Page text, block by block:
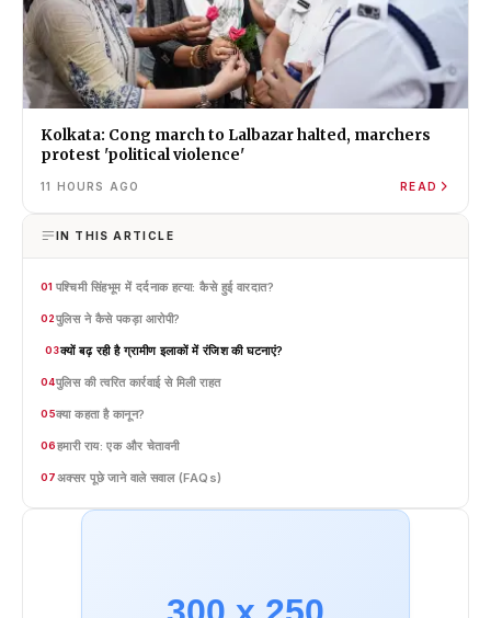
Kolkata: Cong march to Lalbazar halted, marchers
protest 'political violence'
11 HOURS AGO READ
IN THIS ARTICLE
01 पश्चिमी सिंहभूम में दर्दनाक हत्या: कैसे हुई वारदात?
02पुलिस ने कैसे पकड़ा आरोपी?
03क्यों बढ़ रही है ग्रामीण इलाकों में रंजिश की घटनाएं?
04पुलिस की त्वरित कार्रवाई से मिली राहत
05क्या कहता है कानून?
06हमारी राय: एक और चेतावनी
07अक्सर पूछे जाने वाले सवाल (FAQs)